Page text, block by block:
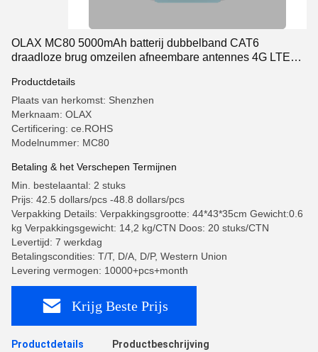
OLAX MC80 5000mAh batterij dubbelband CAT6
draadloze brug omzeilen afneembare antennes 4G LTE
Productdetails
Plaats van herkomst: Shenzhen
Merknaam: OLAX
Certificering: ce.ROHS
Modelnummer: MC80
Betaling & het Verschepen Termijnen
Min. bestelaantal: 2 stuks
Prijs: 42.5 dollars/pcs -48.8 dollars/pcs
Verpakking Details: Verpakkingsgrootte: 44*43*35cm Gewicht:0.6
kg Verpakkingsgewicht: 14,2 kg/CTN Doos: 20 stuks/CTN
Levertijd: 7 werkdag
Betalingscondities: T/T, D/A, D/P, Western Union
Levering vermogen: 10000+pcs+month
Krijg Beste Prijs
Productdetails Productbeschrijving